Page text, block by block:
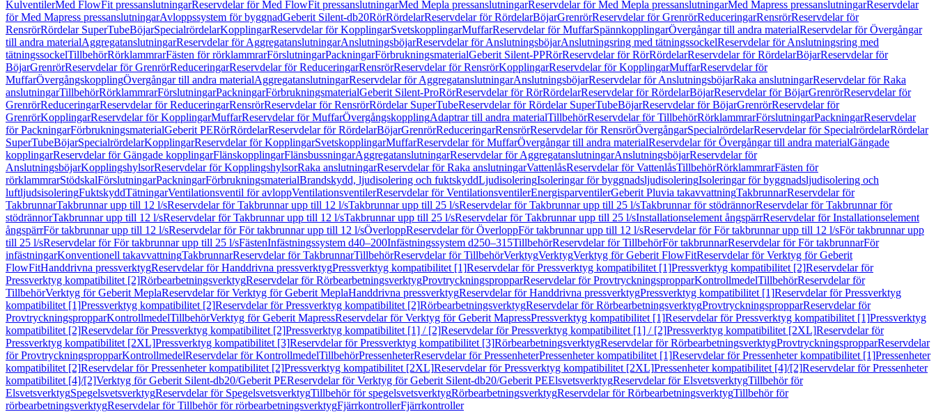
KulventilerMed FlowFit pressanslutningarReservdelar för Med FlowFit pressanslutningarMed Mepla pressanslutningarReservdelar för Med Mepla pressanslutningarMed Mapress pressanslutningarReservdelar
för Med Mapress pressanslutningarAvloppssystem för byggnadGeberit Silent-db20RörRördelarReservdelar för RördelarBöjarGrenrörReservdelar för GrenrörReduceringarRensrörReservdelar för
RensrörRördelar SuperTubeBöjarSpecialrördelarKopplingarReservdelar för KopplingarSvetskopplingarMuffarReservdelar för MuffarSpännkopplingarÖvergångar till andra materialReservdelar för Övergångar
till andra materialAggregatanslutningarReservdelar för AggregatanslutningarAnslutningsböjarReservdelar för AnslutningsböjarAnslutningsring med tätningssockelReservdelar för Anslutningsring med
tätningssockelTillbehörRörklammrarFästen för rörklammrarFörslutningarPackningarFörbrukningsmaterialGeberit Silent-PPRörReservdelar för RörRördelarReservdelar för RördelarBöjarReservdelar för
BöjarGrenrörReservdelar för GrenrörReduceringarReservdelar för ReduceringarRensrörReservdelar för RensrörKopplingarReservdelar för KopplingarMuffarReservdelar för
MuffarÖvergångskopplingÖvergångar till andra materialAggregatanslutningarReservdelar för AggregatanslutningarAnslutningsböjarReservdelar för AnslutningsböjarRaka anslutningarReservdelar för Raka
anslutningarTillbehörRörklammrarFörslutningarPackningarFörbrukningsmaterialGeberit Silent-ProRörReservdelar för RörRördelarReservdelar för RördelarBöjarReservdelar för BöjarGrenrörReservdelar för
GrenrörReduceringarReservdelar för ReduceringarRensrörReservdelar för RensrörRördelar SuperTubeReservdelar för Rördelar SuperTubeBöjarReservdelar för BöjarGrenrörReservdelar för
GrenrörKopplingarReservdelar för KopplingarMuffarReservdelar för MuffarÖvergångskopplingAdaptrar till andra materialTillbehörReservdelar för TillbehörRörklammrarFörslutningarPackningarReservdelar
för PackningarFörbrukningsmaterialGeberit PERörRördelarReservdelar för RördelarBöjarGrenrörReduceringarRensrörReservdelar för RensrörÖvergångarSpecialrördelarReservdelar för SpecialrördelarRördelar
SuperTubeBöjarSpecialrördelarKopplingarReservdelar för KopplingarSvetskopplingarMuffarReservdelar för MuffarÖvergångar till andra materialReservdelar för Övergångar till andra materialGängade
kopplingarReservdelar för Gängade kopplingarFlänskopplingarFlänsbussningarAggregatanslutningarReservdelar för AggregatanslutningarAnslutningsböjarReservdelar för
AnslutningsböjarKopplingshylsorReservdelar för KopplingshylsorRaka anslutningarReservdelar för Raka anslutningarVattenlåsReservdelar för VattenlåsTillbehörRörklammrarFästen för
rörklammrarStödskalFörslutningarPackningarFörbrukningsmaterialBrandskydd, ljudisolering och fuktskyddLjudisoleringIsoleringar för byggnadsljudisoleringIsoleringar för byggnadsljudisolering och
luftljudsisoleringFuktskyddTätningarVentilationsventil för avloppVentilationsventilerReservdelar för VentilationsventilerEnergisparventilerGeberit Pluvia takavvattningTakbrunnarReservdelar för
TakbrunnarTakbrunnar upp till 12 l/sReservdelar för Takbrunnar upp till 12 l/sTakbrunnar upp till 25 l/sReservdelar för Takbrunnar upp till 25 l/sTakbrunnar för stödrännorReservdelar för Takbrunnar för
stödrännorTakbrunnar upp till 12 l/sReservdelar för Takbrunnar upp till 12 l/sTakbrunnar upp till 25 l/sReservdelar för Takbrunnar upp till 25 l/sInstallationselement ångspärrReservdelar för Installationselement
ångspärrFör takbrunnar upp till 12 l/sReservdelar för För takbrunnar upp till 12 l/sÖverloppReservdelar för ÖverloppFör takbrunnar upp till 12 l/sReservdelar för För takbrunnar upp till 12 l/sFör takbrunnar upp
till 25 l/sReservdelar för För takbrunnar upp till 25 l/sFästenInfästningssystem d40–200Infästningssystem d250–315TillbehörReservdelar för TillbehörFör takbrunnarReservdelar för För takbrunnarFör
infästningarKonventionell takavvattningTakbrunnarReservdelar för TakbrunnarTillbehörReservdelar för TillbehörVerktygVerktygVerktyg för Geberit FlowFitReservdelar för Verktyg för Geberit
FlowFitHanddrivna pressverktygReservdelar för Handdrivna pressverktygPressverktyg kompatibilitet [1]Reservdelar för Pressverktyg kompatibilitet [1]Pressverktyg kompatibilitet [2]Reservdelar för
Pressverktyg kompatibilitet [2]RörbearbetningsverktygReservdelar för RörbearbetningsverktygProvtryckningspropparReservdelar för ProvtryckningspropparKontrollmedelTillbehörReservdelar för
TillbehörVerktyg för Geberit MeplaReservdelar för Verktyg för Geberit MeplaHanddrivna pressverktygReservdelar för Handdrivna pressverktygPressverktyg kompatibilitet [1]Reservdelar för Pressverktyg
kompatibilitet [1]Pressverktyg kompatibilitet [2]Reservdelar för Pressverktyg kompatibilitet [2]RörbearbetningsverktygReservdelar för RörbearbetningsverktygProvtryckningspropparReservdelar för
ProvtryckningspropparKontrollmedelTillbehörVerktyg för Geberit MapressReservdelar för Verktyg för Geberit MapressPressverktyg kompatibilitet [1]Reservdelar för Pressverktyg kompatibilitet [1]Pressverktyg
kompatibilitet [2]Reservdelar för Pressverktyg kompatibilitet [2]Pressverktyg kompatibilitet [1] / [2]Reservdelar för Pressverktyg kompatibilitet [1] / [2]Pressverktyg kompatibilitet [2XL]Reservdelar för
Pressverktyg kompatibilitet [2XL]Pressverktyg kompatibilitet [3]Reservdelar för Pressverktyg kompatibilitet [3]RörbearbetningsverktygReservdelar för RörbearbetningsverktygProvtryckningspropparReservdelar
för ProvtryckningspropparKontrollmedelReservdelar för KontrollmedelTillbehörPressenheterReservdelar för PressenheterPressenheter kompatibilitet [1]Reservdelar för Pressenheter kompatibilitet [1]Pressenheter
kompatibilitet [2]Reservdelar för Pressenheter kompatibilitet [2]Pressverktyg kompatibilitet [2XL]Reservdelar för Pressverktyg kompatibilitet [2XL]Pressenheter kompatibilitet [4]/[2]Reservdelar för Pressenheter
kompatibilitet [4]/[2]Verktyg för Geberit Silent-db20/Geberit PEReservdelar för Verktyg för Geberit Silent-db20/Geberit PEElsvetsverktygReservdelar för ElsvetsverktygTillbehör för
ElsvetsverktygSpegelsvetsverktygReservdelar för SpegelsvetsverktygTillbehör för spegelsvetsverktygRörbearbetningsverktygReservdelar för RörbearbetningsverktygTillbehör för
rörbearbetningsverktygReservdelar för Tillbehör för rörbearbetningsverktygFjärrkontrollerFjärrkontroller